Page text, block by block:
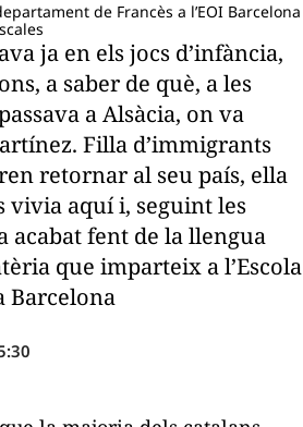
de Francès a l’EOI Barcelona
ja en els jocs d’infància,
a saber de què, a les
a Alsàcia, on va
Filla d’immigrants
retornar al seu país, ella
vivia aquí i, seguint les
acabat fent de la llengua
que imparteix a l’Escola
Barcelona